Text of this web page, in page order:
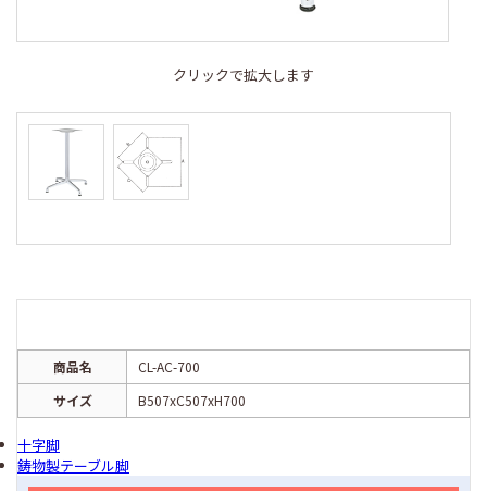
クリックで拡大します
商品名
CL-AC-700
サイズ
B507xC507xH700
十字脚
鋳物製テーブル脚